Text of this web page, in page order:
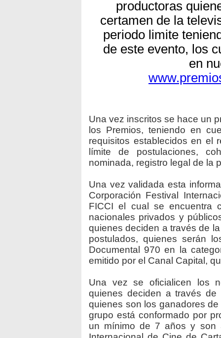
productoras
certamen de la
periodo limite
de este evento, los
en
Una vez inscritos se hace un
los Premios, teniendo en
requisitos establecidos en el
límite de postulaciones,
nominada, registro legal de la
Una vez validada esta
Corporación Festival
FICCI el cual se encuentra
nacionales privados y
quienes deciden a través de
postulados, quienes serán
Documental 970 en la
emitido por el Canal Capital,
Una vez se oficialicen los
quienes deciden a través
quienes son los ganadores
grupo está conformado por
un mínimo de 7 años y son